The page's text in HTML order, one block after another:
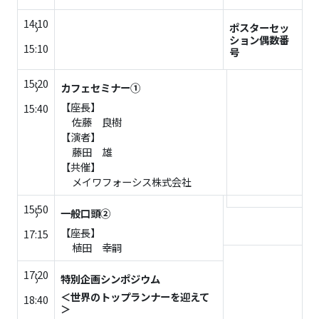
14:10
～
15:10
ポスターセッ
ション偶数番
号
15:20
～
15:40
カフェセミナー①
【座長】
佐藤 良樹
【演者】
藤田 雄
【共催】
メイワフォーシス株式会社
15:50
～
17:15
一般口頭②
【座長】
植田 幸嗣
17:20
～
18:40
特別企画シンポジウム
＜世界のトップランナーを迎えて
＞